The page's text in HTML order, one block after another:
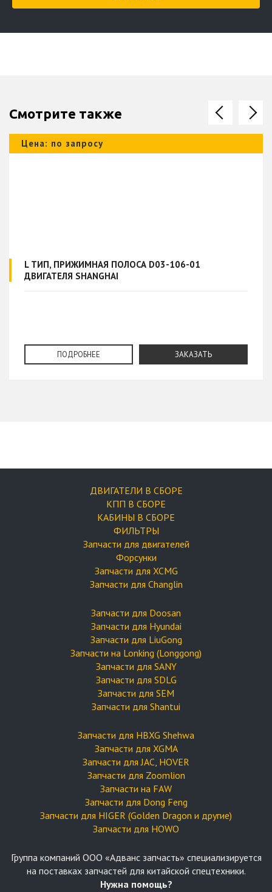
Смотрите также
Цена: по запросу
L ТИП, ПРИЖИМНАЯ ПОЛОСА D03-106-01
ДВИГАТЕЛЯ SHANGHAI
ПОДРОБНЕЕ ЗАКАЗАТЬ
ДВИГАТЕЛИ В СБОРЕ
КПП В СБОРЕ
КАБИНЫ В СБОРЕ
ФИЛЬТРЫ
Запчасти для двигателей
Форсунки
Запчасти для XCMG
Запчасти для Changlin
Запчасти для Doosan
Запчасти для Hyundai
Запчасти для LiuGong
Запчасти на Lonking (Longgong)
Запчасти для SANY
Запчасти для SDLG
Запчасти для SEM
Запчасти для Shantui
Запчасти для HBXG Shehwa
Запчасти для XGMA
Запчасти для JAC, HOVER
Запчасти для Zoomlion
Запчасти на FAW
Запчасти для Dong Feng
Запчасти для HIGER (Golden Dragon и другие)
Запчасти для HOWO
Группа компаний OOO «Адванс запчасть» специализируется
на поставках запчастей для китайской спецтехники.
Нужна помощь?